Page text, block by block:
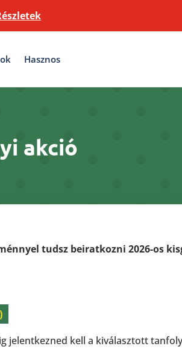
Hasznos
akció
tudsz beiratkozni 2026-os
jelentkezned kell a kiválasztott